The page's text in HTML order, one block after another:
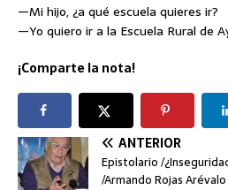
—Mi hijo, ¿a qué escuela quieres ir?
—Yo quiero ir a la Escuela Rural de
¡Comparte la nota!
ANTERIOR
Epistolario /
/Armando Rojas Arévalo